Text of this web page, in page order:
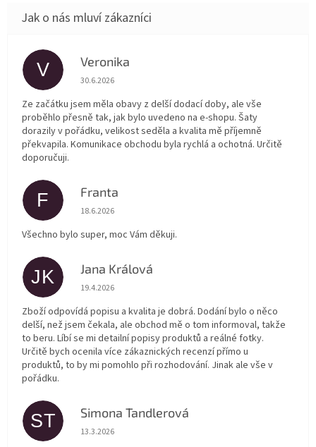
V Veronika
Hodnocení obchodu je 5 z 5 hvězdiček.
30.6.2026
Ze začátku jsem měla obavy z delší dodací doby, ale vše
proběhlo přesně tak, jak bylo uvedeno na e-shopu. Šaty
dorazily v pořádku, velikost seděla a kvalita mě příjemně
překvapila. Komunikace obchodu byla rychlá a ochotná. Určitě
doporučuji.
F Franta
Hodnocení obchodu je 5 z 5 hvězdiček.
18.6.2026
Všechno bylo super, moc Vám děkuji.
JK Jana Králová
Hodnocení obchodu je 5 z 5 hvězdiček.
19.4.2026
Zboží odpovídá popisu a kvalita je dobrá. Dodání bylo o něco
delší, než jsem čekala, ale obchod mě o tom informoval, takže
to beru. Líbí se mi detailní popisy produktů a reálné fotky.
Určitě bych ocenila více zákaznických recenzí přímo u
produktů, to by mi pomohlo při rozhodování. Jinak ale vše v
pořádku.
ST Simona Tandlerová
Hodnocení obchodu je 5 z 5 hvězdiček.
13.3.2026